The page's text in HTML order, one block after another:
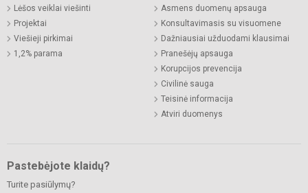
Lėšos veiklai viešinti
Projektai
Viešieji pirkimai
1,2% parama
Asmens duomenų apsauga
Konsultavimasis su visuomene
Dažniausiai užduodami klausimai
Pranešėjų apsauga
Korupcijos prevencija
Civilinė sauga
Teisinė informacija
Atviri duomenys
Pastebėjote klaidų?
Turite pasiūlymų?